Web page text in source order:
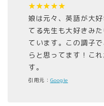
★★★★★
娘は元々、英語が大
てる先生も大好きみ
ています。この調子
らと思ってます！こ
す。
引用元： Google